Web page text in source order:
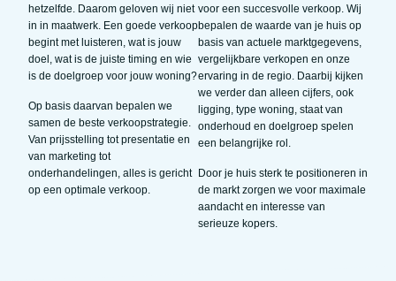
hetzelfde. Daarom geloven wij niet
in in maatwerk. Een goede verkoop
begint met luisteren, wat is jouw
doel, wat is de juiste timing en wie
is de doelgroep voor jouw woning?
Op basis daarvan bepalen we
samen de beste verkoopstrategie.
Van prijsstelling tot presentatie en
van marketing tot
onderhandelingen, alles is gericht
op een optimale verkoop.
voor een succesvolle verkoop. Wij
bepalen de waarde van je huis op
basis van actuele marktgegevens,
vergelijkbare verkopen en onze
ervaring in de regio. Daarbij kijken
we verder dan alleen cijfers, ook
ligging, type woning, staat van
onderhoud en doelgroep spelen
een belangrijke rol.
Door je huis sterk te positioneren in
de markt zorgen we voor maximale
aandacht en interesse van
serieuze kopers.